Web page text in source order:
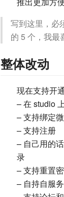
写到这里，必
的 5 个，我最
整体改动
现在支持开
– 在 studio
– 支持绑定
– 支持注册
– 自己用的
录
– 支持重置
– 自持自服